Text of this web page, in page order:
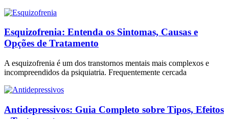
Esquizofrenia: Entenda os Sintomas, Causas e
Opções de Tratamento
A esquizofrenia é um dos transtornos mentais mais complexos e
incompreendidos da psiquiatria. Frequentemente cercada
Antidepressivos: Guia Completo sobre Tipos, Efeitos